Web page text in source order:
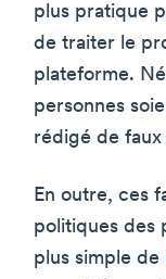
plus pratique
de traiter le
plateforme.
personnes
rédigé de faux
En outre, ces
politiques des
plus simple de